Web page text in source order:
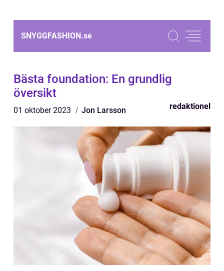
SNYGGFASHION.se
Bästa foundation: En grundlig
översikt
01 oktober 2023 Jon Larsson redaktionel